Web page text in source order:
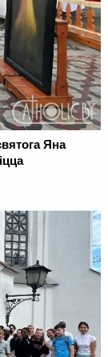
Яна